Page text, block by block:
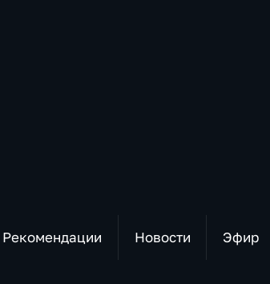
Рекомендации Новости Эфир